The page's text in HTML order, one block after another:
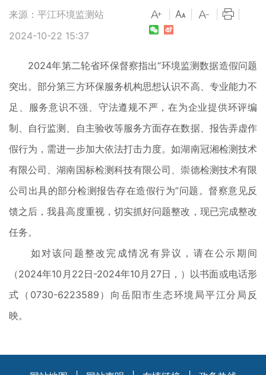
来源：平江环境监测站
2024-10-22 15:37
2024年第二轮省环保督察指出“环境监测数据造假问题
突出。部分第三方环保服务机构思想认识不高、专业能力不
足、服务意识不强、守法遵规不严，在为企业提供环评编
制、自行监测、自主验收等服务方面存在数据、报告弄虚作
假行为，需进一步加大依法打击力度。如湖南冠湘检测技术
有限公司、湖南国标检测科技有限公司、崇德检测技术有限
公司出具的部分检测报告存在造假行为”问题。督察意见反
馈之后，我县高度重视，切实抓好问题整改，现已完成整改
任务。
如对该问题整改完成情况有异议，请在公示期间
（2024年10月22日-2024年10月27日，）以书面或电话形
式（0730-6223589）向岳阳市生态环境局平江分局反
映。